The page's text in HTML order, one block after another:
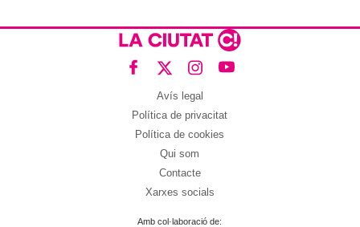
Avís legal
Política de privacitat
Política de cookies
Qui som
Contacte
Xarxes socials
Amb col·laboració de: